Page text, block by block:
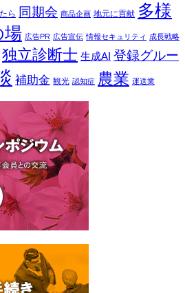
ら 同期会 商品企画 地元に貢献 多様
場 広告PR 広告宣伝 情報セキュリティ 成長戦略
独立診断士 生成AI 登録グルー
補助金 観光 認知症 農業 運送業